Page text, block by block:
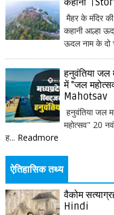
मैहर के मंदिर
कहानी आल्हा
ऊदल नाम के दो
हनुवंतिया जल
में "जल
Mahotsav
हनुवंतिया जल
महोत्सव" 20
ह... Readmore
ऐतिहासिक तथ्य
वैकोम
Hindi